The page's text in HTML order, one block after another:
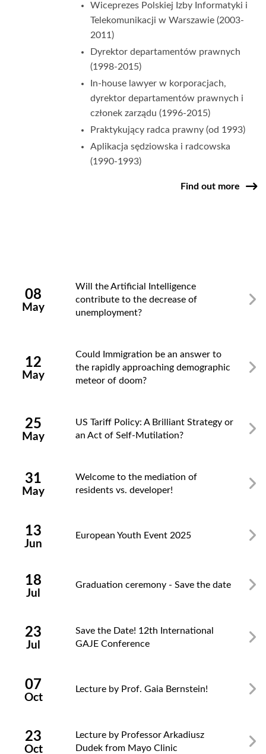
Wiceprezes Polskiej Izby Informatyki i
Telekomunikacji w Warszawie (2003-
2011)
Dyrektor departamentów prawnych
(1998-2015)
In-house lawyer w korporacjach,
dyrektor departamentów prawnych i
członek zarządu (1996-2015)
Praktykujący radca prawny (od 1993)
Aplikacja sędziowska i radcowska
(1990-1993)
Find out more
08
May
Will the Artificial Intelligence
contribute to the decrease of
unemployment?
12
May
Could Immigration be an answer to
the rapidly approaching demographic
meteor of doom?
25
May
US Tariff Policy: A Brilliant Strategy or
an Act of Self-Mutilation?
31
May
Welcome to the mediation of
residents vs. developer!
13
Jun
European Youth Event 2025
18
Jul
Graduation ceremony - Save the date
23
Jul
Save the Date! 12th International
GAJE Conference
07
Oct
Lecture by Prof. Gaia Bernstein!
23
Oct
Lecture by Professor Arkadiusz
Dudek from Mayo Clinic